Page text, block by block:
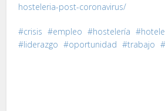
hosteleria-post-coronavirus/
crisis empleo hostelería
liderazgo
oportunidad trabajo